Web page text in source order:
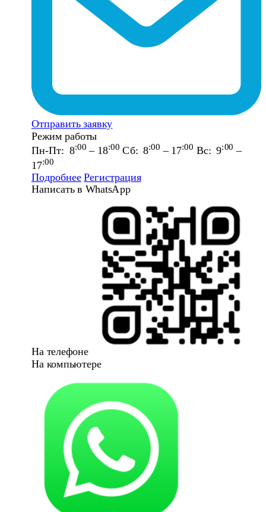
Отправить заявку
Режим работы
Пн-Пт: 8:00 – 18:00 Сб: 8:00 – 17:00 Вс: 9:00 –
17:00
Подробнее Регистрация
Написать в WhatsApp
На телефоне
На компьютере